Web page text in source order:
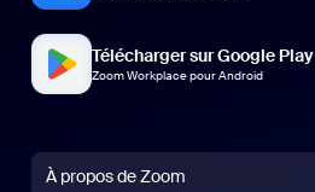
Télécharger sur Google Play
Zoom Workplace pour Android
À propos de Zoom